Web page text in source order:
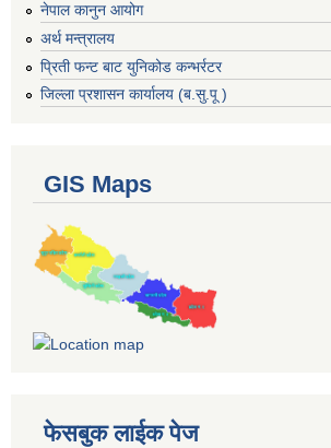
नेपाल कानुन आयोग
अर्थ मन्त्रालय
प्रिती फन्ट बाट युनिकोड कन्भर्रटर
जिल्ला प्रशासन कार्यालय (ब.सु.पू )
GIS Maps
फेसबुक लाईक पेज